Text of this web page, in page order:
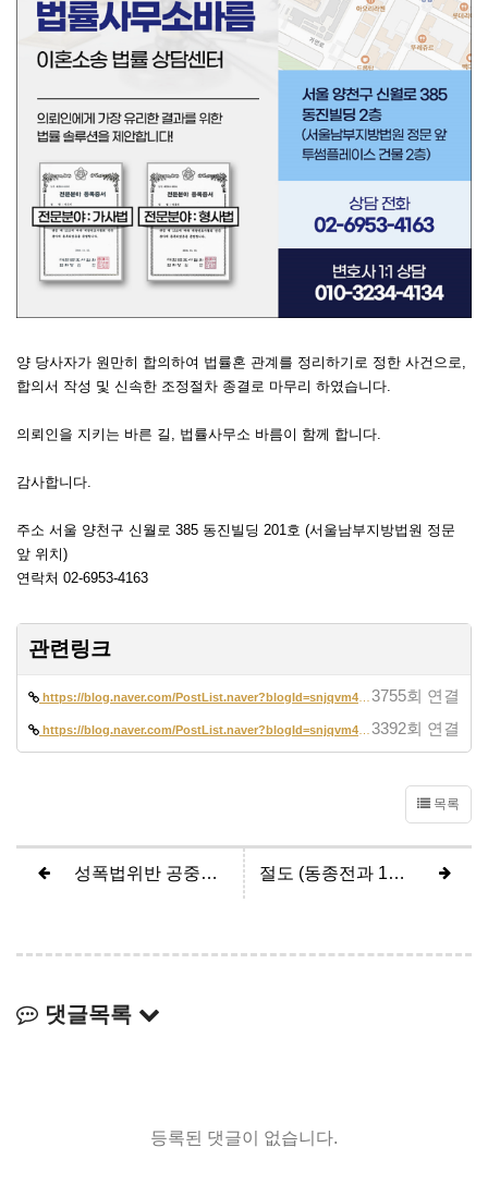
양 당사자가 원만히 합의하여 법률혼 관계를 정리하기로 정한 사건으로,
합의서 작성 및 신속한 조정절차 종결로 마무리 하였습니다.
의뢰인을 지키는 바른 길, 법률사무소 바름이 함께 합니다.
감사합니다.
주소 서울 양천구 신월로 385 동진빌딩 201호 (서울남부지방법원 정문
앞 위치)
연락처 02-6953-4163
관련링크
https://blog.naver.com/PostList.naver?blogId=snjqvm42&from=postList&ca… 3755회 연결
https://blog.naver.com/PostList.naver?blogId=snjqvm42&from=postList&ca… 3392회 연결
목록
성폭법위반 공중밀집장소추행 (무죄) 절도 (동종전과 1회, 벌금 50만원 약식명령)
댓글목록
등록된 댓글이 없습니다.